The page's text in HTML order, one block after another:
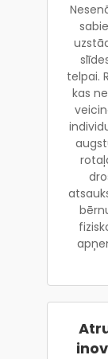
telpai.
kas